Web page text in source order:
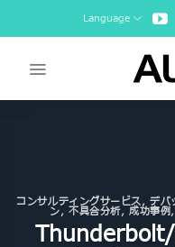
to
Language
コンサルティングサービス,デバ
ン,不具合分析,成功事例
Thunderbolt/